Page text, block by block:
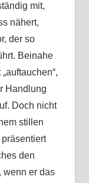
mit,
nähert,
der so
Beinahe
Handlung
Doch nicht
stillen
den
wenn er das